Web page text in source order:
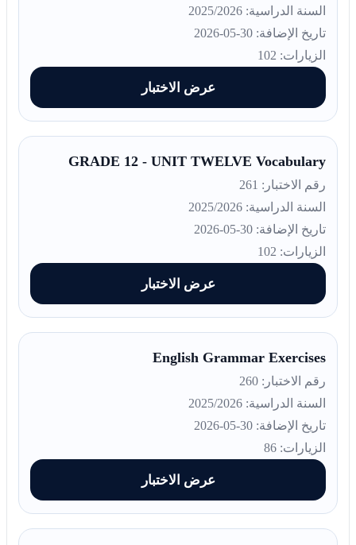
السنة الدراسية: 2025/2026
تاريخ الإضافة: 30-05-2026
الزيارات: 102
عرض الاختبار
GRADE 12 - UNIT TWELVE Vocabulary
رقم الاختبار: 261
السنة الدراسية: 2025/2026
تاريخ الإضافة: 30-05-2026
الزيارات: 102
عرض الاختبار
English Grammar Exercises
رقم الاختبار: 260
السنة الدراسية: 2025/2026
تاريخ الإضافة: 30-05-2026
الزيارات: 86
عرض الاختبار